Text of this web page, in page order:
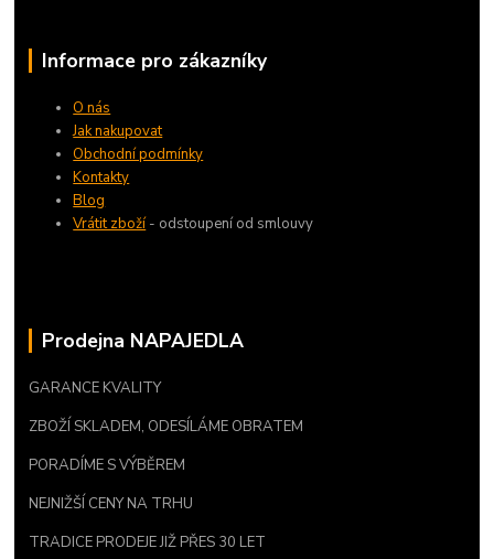
Informace pro zákazníky
O nás
Jak nakupovat
Obchodní podmínky
Kontakty
Blog
Vrátit zboží- odstoupení od smlouvy
Prodejna NAPAJEDLA
GARANCE KVALITY
ZBOŽÍ SKLADEM, ODESÍLÁME OBRATEM
PORADÍME S VÝBĚREM
NEJNIŽŠÍ CENY NA TRHU
TRADICE PRODEJE JIŽ PŘES 30 LET